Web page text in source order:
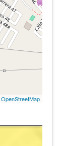
OpenStreetMap